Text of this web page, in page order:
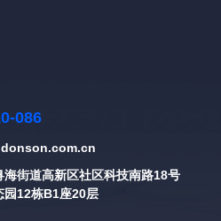
086
海街道高新区社区科技南路18号
园12栋B1座20层